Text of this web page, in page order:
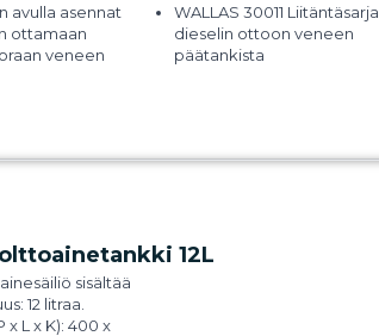
avulla asennat
ottamaan
veneen
WALLAS 30011 Liitäntäsarja
dieselin ottoon veneen
päätankista
12L
sisältää
12 litraa.
x L x K): 400 x